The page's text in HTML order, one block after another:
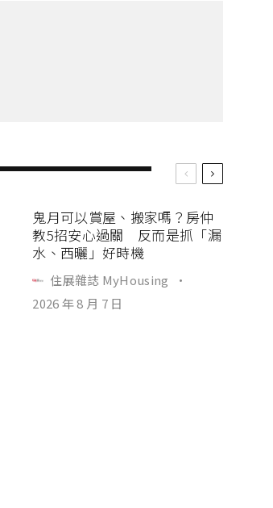
鬼月可以賞屋、搬家嗎？房仲
教5招安心過關 反而是抓「漏
水、西曬」好時機
住展雜誌 MyHousing
·
2026 年 8 月 7 日